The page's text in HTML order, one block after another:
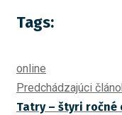
Tags:
online
Predchádzajúci
Tatry – štyri ročné